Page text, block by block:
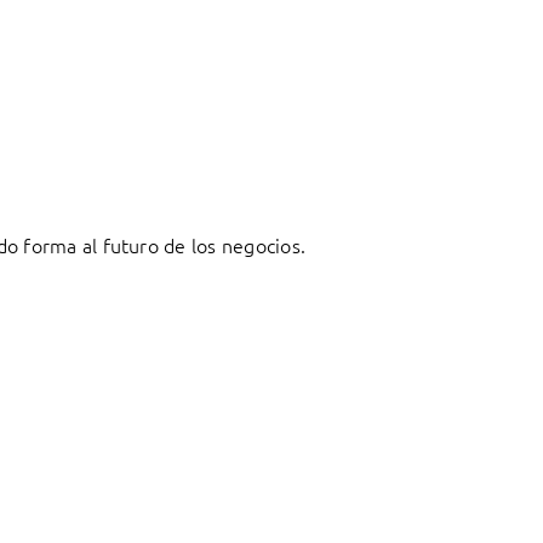
forma al futuro de los negocios.